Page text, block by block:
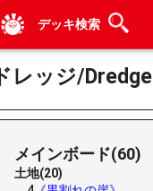
デッキ検索
ドレッジ/Dredge
メインボード(60)
土地(20)